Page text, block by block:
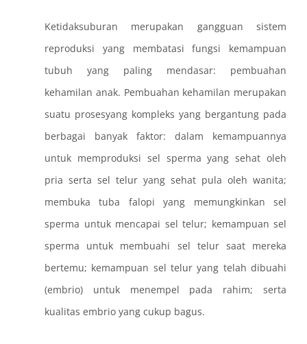
Ketidaksuburan merupakan gangguan sistem
reproduksi yang membatasi fungsi kemampuan
tubuh yang paling mendasar: pembuahan
kehamilan anak. Pembuahan kehamilan merupakan
suatu prosesyang kompleks yang bergantung pada
berbagai banyak faktor: dalam kemampuannya
untuk memproduksi sel sperma yang sehat oleh
pria serta sel telur yang sehat pula oleh wanita;
membuka tuba falopi yang memungkinkan sel
sperma untuk mencapai sel telur; kemampuan sel
sperma untuk membuahi sel telur saat mereka
bertemu; kemampuan sel telur yang telah dibuahi
(embrio) untuk menempel pada rahim; serta
kualitas embrio yang cukup bagus.